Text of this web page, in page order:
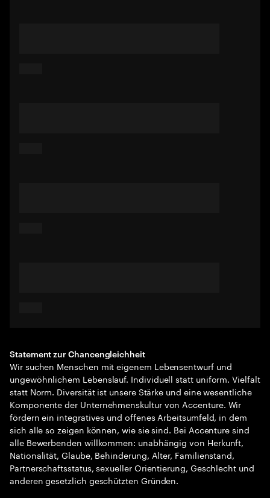
Statement zur Chancengleichheit
Wir suchen Menschen mit eigenem Lebensentwurf und
ungewöhnlichem Lebenslauf. Individuell statt uniform. Vielfalt
statt Norm. Diversität ist unsere Stärke und eine wesentliche
Komponente der Unternehmenskultur von Accenture. Wir
fördern ein integratives und offenes Arbeitsumfeld, in dem
sich alle so zeigen können, wie sie sind. Bei Accenture sind
alle Bewerbenden willkommen: unabhängig von Herkunft,
Nationalität, Glaube, Behinderung, Alter, Familienstand,
Partnerschaftsstatus, sexueller Orientierung, Geschlecht und
anderen gesetzlich geschützten Gründen.